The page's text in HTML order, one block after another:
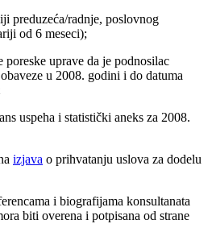
radnje, poslovnog
od 6 meseci);
uprave da je podnosilac
u 2008. godini i do datuma
i statistički aneks za 2008.
izjava o prihvatanju uslova za dodelu
i biografijama konsultanata
biti overena i potpisana od strane